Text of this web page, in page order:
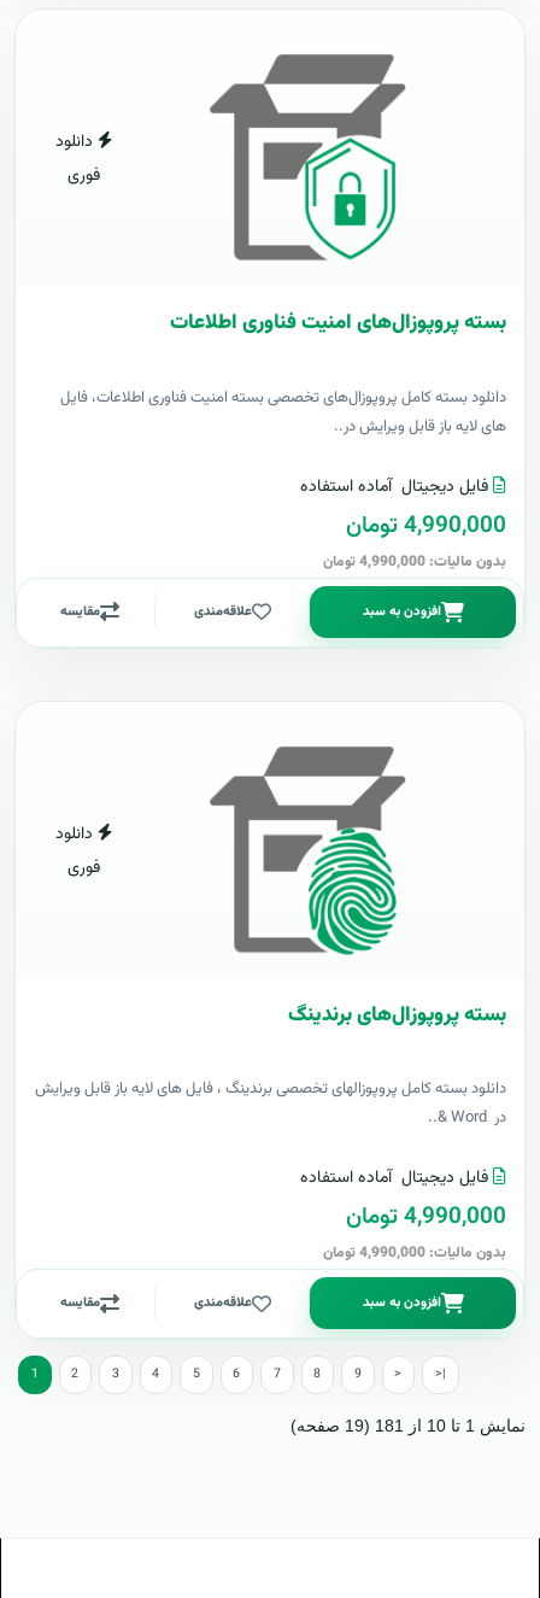
دانلود
فوری
بسته پروپوزال‌های امنیت فناوری اطلاعات
دانلود بسته کامل پروپوزال‌های تخصصی بسته امنیت فناوری اطلاعات، فایل
های لایه باز قابل ویرایش در..
فایل دیجیتال آماده استفاده
4,990,000 تومان
بدون مالیات: 4,990,000 تومان
افزودن به سبد علاقه‌مندی مقایسه
دانلود
فوری
بسته پروپوزال‌های برندینگ
دانلود بسته کامل پروپوزالهای تخصصی برندینگ ، فایل های لایه باز قابل ویرایش
در Word &..
فایل دیجیتال آماده استفاده
4,990,000 تومان
بدون مالیات: 4,990,000 تومان
افزودن به سبد علاقه‌مندی مقایسه
1 2 3 4 5 6 7 8 9 > >|
نمایش 1 تا 10 از 181 (19 صفحه)